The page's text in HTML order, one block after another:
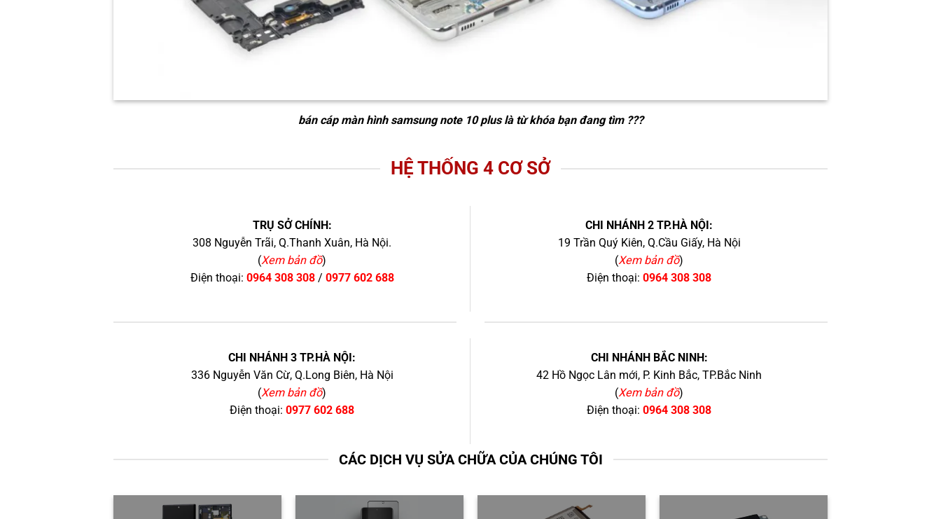
bán cáp màn hình samsung note 10 pluslà từ khóa bạn đang tìm ???
HỆ THỐNG 4 CƠ SỞ
TRỤ SỞ CHÍNH:
308 Nguyễn Trãi, Q.Thanh Xuân, Hà Nội.
(Xem bản đồ)
Điện thoại: 0964 308 308/ 0977 602 688
CHI NHÁNH 2 TP.HÀ NỘI:
19 Trần Quý Kiên, Q.Cầu Giấy, Hà Nội
(Xem bản đồ)
Điện thoại: 0964 308 308
CHI NHÁNH 3 TP.HÀ NỘI:
336 Nguyễn Văn Cừ, Q.Long Biên, Hà Nội
(Xem bản đồ)
Điện thoại: 0977 602 688
CHI NHÁNH BẮC NINH:
42 Hồ Ngọc Lân mới, P. Kinh Bắc, TP.Bắc Ninh
(Xem bản đồ)
Điện thoại: 0964 308 308
CÁC DỊCH VỤ SỬA CHỮA CỦA CHÚNG TÔI